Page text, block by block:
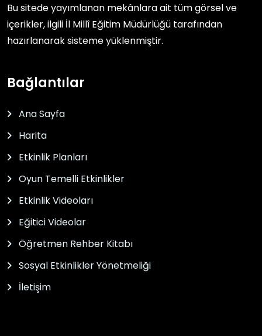
Bu sitede yayımlanan mekânlara ait tüm görsel ve
içerikler, ilgili İl Millî Eğitim Müdürlüğü tarafından
hazırlanarak sisteme yüklenmiştir.
Bağlantılar
Ana Sayfa
Harita
Etkinlik Planları
Oyun Temelli Etkinlikler
Etkinlik Videoları
Eğitici Videolar
Öğretmen Rehber Kitabı
Sosyal Etkinlikler Yönetmeliği
İletişim